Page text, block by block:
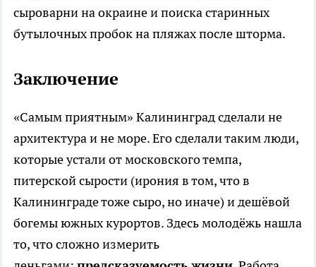
сыроварни на окраине и поиска старинных
бутылочных пробок на пляжах после шторма.
Заключение
«Самым приятным» Калининград сделали не
архитектура и не море. Его сделали таким люди,
которые устали от московского темпа,
питерской сырости (ирония в том, что в
Калининграде тоже сыро, но иначе) и дешёвой
богемы южных курортов. Здесь молодёжь нашла
то, что сложно измерить